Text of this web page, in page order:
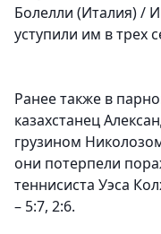
Болелли (Италия) /
уступили им в трех
Ранее также в
казахстанец
грузином
они потерпели
теннисиста Уэса
– 5:7, 2:6.